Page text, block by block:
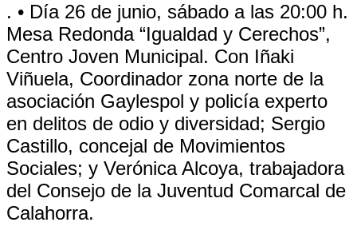
. • Día 26 de junio, sábado a las 20:00 h.
Mesa Redonda “Igualdad y Cerechos”,
Centro Joven Municipal. Con Iñaki
Viñuela, Coordinador zona norte de la
asociación Gaylespol y policía experto
en delitos de odio y diversidad; Sergio
Castillo, concejal de Movimientos
Sociales; y Verónica Alcoya, trabajadora
del Consejo de la Juventud Comarcal de
Calahorra.